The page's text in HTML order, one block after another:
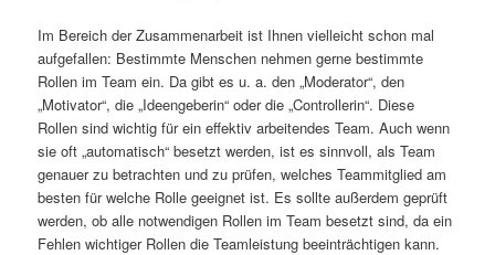
Im Bereich der Zusammenarbeit ist Ihnen vielleicht schon mal
aufgefallen: Bestimmte Menschen nehmen gerne bestimmte
Rollen im Team ein. Da gibt es u. a. den „Moderator“, den
„Motivator“, die „Ideengeberin“ oder die „Controllerin“. Diese
Rollen sind wichtig für ein effektiv arbeitendes Team. Auch wenn
sie oft „automatisch“ besetzt werden, ist es sinnvoll, als Team
genauer zu betrachten und zu prüfen, welches Teammitglied am
besten für welche Rolle geeignet ist. Es sollte außerdem geprüft
werden, ob alle notwendigen Rollen im Team besetzt sind, da ein
Fehlen wichtiger Rollen die Teamleistung beeinträchtigen kann.